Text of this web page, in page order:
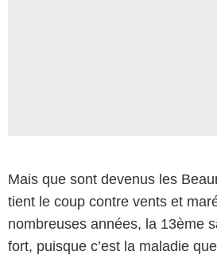
Mais que sont devenus les
tient le coup contre vents et
nombreuses années, la 13ème
fort, puisque c’est la maladie